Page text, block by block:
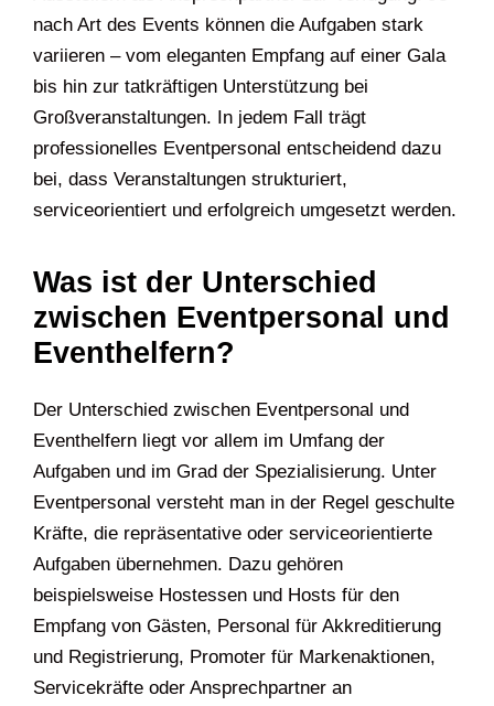
nach Art des Events können die Aufgaben stark
variieren – vom eleganten Empfang auf einer Gala
bis hin zur tatkräftigen Unterstützung bei
Großveranstaltungen. In jedem Fall trägt
professionelles Eventpersonal entscheidend dazu
bei, dass Veranstaltungen strukturiert,
serviceorientiert und erfolgreich umgesetzt werden.
Was ist der Unterschied
zwischen Eventpersonal und
Eventhelfern?
Der Unterschied zwischen Eventpersonal und
Eventhelfern liegt vor allem im Umfang der
Aufgaben und im Grad der Spezialisierung. Unter
Eventpersonal versteht man in der Regel geschulte
Kräfte, die repräsentative oder serviceorientierte
Aufgaben übernehmen. Dazu gehören
beispielsweise Hostessen und Hosts für den
Empfang von Gästen, Personal für Akkreditierung
und Registrierung, Promoter für Markenaktionen,
Servicekräfte oder Ansprechpartner an